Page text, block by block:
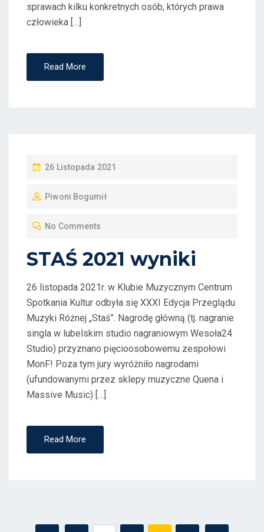
sprawach kilku konkretnych osób, których prawa
człowieka […]
Read More
P
S
E
O
N
26 Listopada 2021
Piwoni Bogumił
No Comments
STAŚ 2021 wyniki
26 listopada 2021r. w Klubie Muzycznym Centrum
Spotkania Kultur odbyła się XXXI Edycja Przeglądu
Muzyki Różnej „Staś”. Nagrodę główną (tj. nagranie
singla w lubelskim studio nagraniowym Wesoła24
Studio) przyznano pięcioosobowemu zespołowi
MonF! Poza tym jury wyróżniło nagrodami
(ufundowanymi przez sklepy muzyczne Quena i
Massive Music) […]
Read More